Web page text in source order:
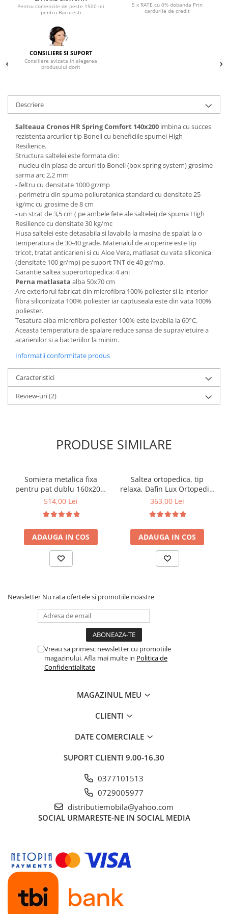
Mese gradinita
Scaune gradinita
Set mese si scaune gradinita
Mobilier copii
Mobila camera copii
Saltele patuturi copii
Paturi copii
Masa si scaune gradinita
Seturi comode living si dormitor
Pentru comenzile de peste 1500 lei
pentru Bucuresti
5 x RATE cu 0% dobanda Prin
cardurile de credit
CONSILIERE SI SUPORT
Consiliere avizata in alegerea
produsului dorit
Descriere
Salteaua Cronos HR Spring Comfort 140x200 imbina cu succes
rezistenta arcurilor tip Bonell cu beneficiile spumei High
Resilience.
Structura saltelei este formata din:
- nucleu din plasa de arcuri tip Bonell (box spring system) grosime
sarma arc 2,2 mm
- feltru cu densitate 1000 gr/mp
- perimetru din spuma poliuretanica standard cu densitate 25
kg/mc cu grosime de 8 cm
- un strat de 3,5 cm ( pe ambele fete ale saltelei) de spuma High
Resilience cu densitate 30 kg/mc
Husa saltelei este detasabila si lavabila la masina de spalat la o
temperatura de 30-40 grade. Materialul de acoperire este tip
tricot, tratat anticarieni si cu Aloe Vera, matlasat cu vata siliconica
(densitate 100 gr/mp) pe suport TNT de 40 gr/mp.
Garantie saltea superortopedica: 4 ani
Perna matlasata alba 50x70 cm
Are exteriorul fabricat din microfibra 100% poliester si la interior
fibra siliconizata 100% poliester iar captuseala este din vata 100%
poliester.
Tesatura alba microfibra poliester 100% este lavabila la 60°C.
Aceasta temperatura de spalare reduce sansa de supravietuire a
acarienilor si a bacteriilor la minim.
Informatii conformitate produs
Caracteristici
Review-uri(2)
PRODUSE SIMILARE
Somiera metalica fixa
pentru pat dublu 160x200,
6 picioare, 32 lamele lemn
saltea ferm, negru
514,00 Lei
ADAUGA IN COS
Saltea ortopedica, tip
relaxa, Dafin Lux Ortopedic,
90x200x21cm, fermitate
tip Bonell, fata vara-iarna,
sistem de aerisire cu
butoni, Salt Confort
363,00 Lei
ADAUGA IN COS
Newsletter Nu rata ofertele si promotiile noastre
Vreau sa primesc newsletter cu promotiile
magazinului. Afla mai multe in Politica de
Confidentialitate
MAGAZINUL MEU
CLIENTI
DATE COMERCIALE
SUPORT CLIENTI 9.00-16.30
0377101513
0729005977
distributiemobila@yahoo.com
SOCIAL URMARESTE-NE IN SOCIAL MEDIA